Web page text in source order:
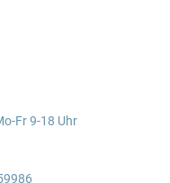
Fr 9-18 Uhr